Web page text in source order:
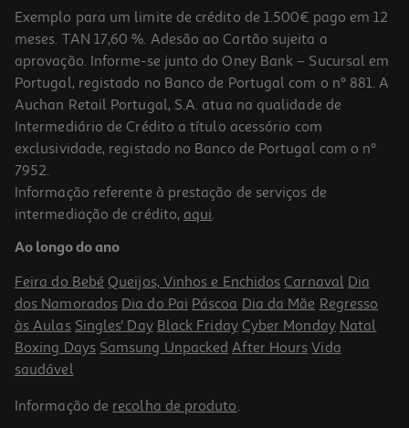
-10%
Livro Um Amigo Surpresa De Geronimo Stilton
10.71 €/un
PVP de editor
10,71 €
Exemplo para um limite de crédito de 1.500€ pago em 12
meses. TAN 17,60 %. Adesão ao Cartão sujeita a
aprovação. Informe-se junto do Oney Bank – Sucursal em
Portugal, registado no Banco de Portugal com o nº 881. A
Auchan Retail Portugal, S.A. atua na qualidade de
Intermediário de Crédito a título acessório com
exclusividade, registado no Banco de Portugal com o nº
7952.
Informação referente à prestação de serviços de
intermediação de crédito, aqui.
Ao longo do ano
Feira do Bebé Queijos, Vinhos e Enchidos Carnaval Dia
dos Namorados Dia do Pai Páscoa Dia da Mãe Regresso
às Aulas Singles' Day Black Friday Cyber Monday Natal
Boxing Days Samsung Unpacked After Hours Vida
saudável
Informação de recolha de produto.